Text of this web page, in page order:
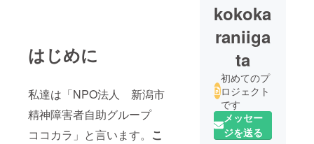
はじめに
私達は「NPO法人 新潟市
精神障害者自助グループ
ココカラ」と言います。 こ
kokoka
raniiga
ta
初めてのプ
ロジェクト
です
メッセー
ジを送る